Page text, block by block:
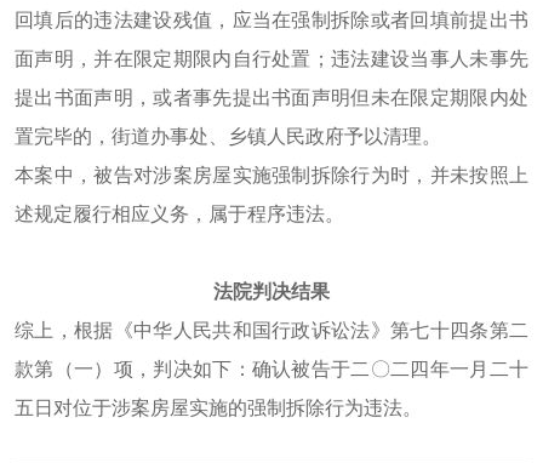
回填后的违法建设残值，应当在强制拆除或者回填前提出书
面声明，并在限定期限内自行处置；违法建设当事人未事先
提出书面声明，或者事先提出书面声明但未在限定期限内处
置完毕的，街道办事处、乡镇人民政府予以清理。
本案中，被告对涉案房屋实施强制拆除行为时，并未按照上
述规定履行相应义务，属于程序违法。
法院判决结果
综上，根据《中华人民共和国行政诉讼法》第七十四条第二
款第（一）项，判决如下：确认被告于二〇二四年一月二十
五日对位于涉案房屋实施的强制拆除行为违法。